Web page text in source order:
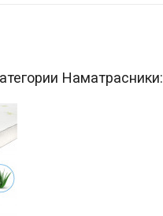
Наматрасники: